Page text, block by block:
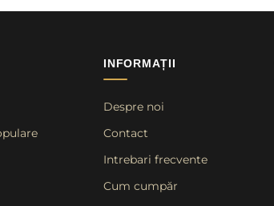
INFORMAȚII
Despre noi
Contact
Intrebari frecvente
Cum cumpăr